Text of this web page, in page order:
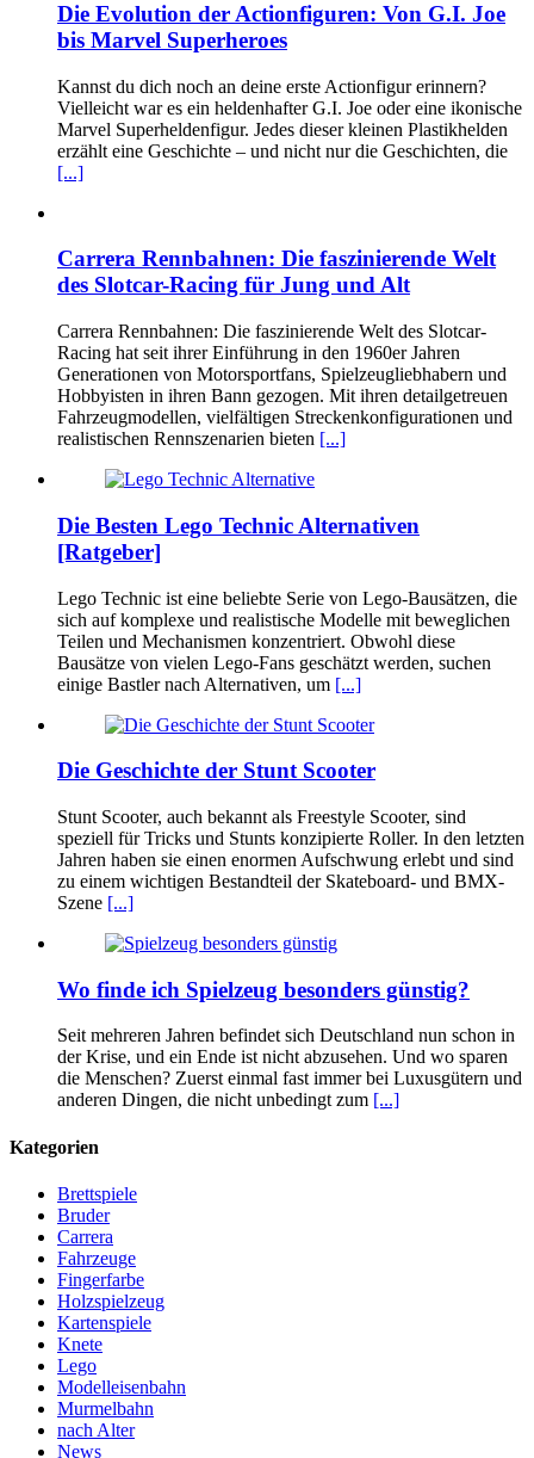
Die Evolution der Actionfiguren: Von G.I. Joe
bis Marvel Superheroes
Kannst du dich noch an deine erste Actionfigur erinnern?
Vielleicht war es ein heldenhafter G.I. Joe oder eine ikonische
Marvel Superheldenfigur. Jedes dieser kleinen Plastikhelden
erzählt eine Geschichte – und nicht nur die Geschichten, die
[...]
Carrera Rennbahnen: Die faszinierende Welt
des Slotcar-Racing für Jung und Alt
Carrera Rennbahnen: Die faszinierende Welt des Slotcar-
Racing hat seit ihrer Einführung in den 1960er Jahren
Generationen von Motorsportfans, Spielzeugliebhabern und
Hobbyisten in ihren Bann gezogen. Mit ihren detailgetreuen
Fahrzeugmodellen, vielfältigen Streckenkonfigurationen und
realistischen Rennszenarien bieten [...]
Die Besten Lego Technic Alternativen
[Ratgeber]
Lego Technic ist eine beliebte Serie von Lego-Bausätzen, die
sich auf komplexe und realistische Modelle mit beweglichen
Teilen und Mechanismen konzentriert. Obwohl diese
Bausätze von vielen Lego-Fans geschätzt werden, suchen
einige Bastler nach Alternativen, um [...]
Die Geschichte der Stunt Scooter
Stunt Scooter, auch bekannt als Freestyle Scooter, sind
speziell für Tricks und Stunts konzipierte Roller. In den letzten
Jahren haben sie einen enormen Aufschwung erlebt und sind
zu einem wichtigen Bestandteil der Skateboard- und BMX-
Szene [...]
Wo finde ich Spielzeug besonders günstig?
Seit mehreren Jahren befindet sich Deutschland nun schon in
der Krise, und ein Ende ist nicht abzusehen. Und wo sparen
die Menschen? Zuerst einmal fast immer bei Luxusgütern und
anderen Dingen, die nicht unbedingt zum [...]
Kategorien
Brettspiele
Bruder
Carrera
Fahrzeuge
Fingerfarbe
Holzspielzeug
Kartenspiele
Knete
Lego
Modelleisenbahn
Murmelbahn
nach Alter
News